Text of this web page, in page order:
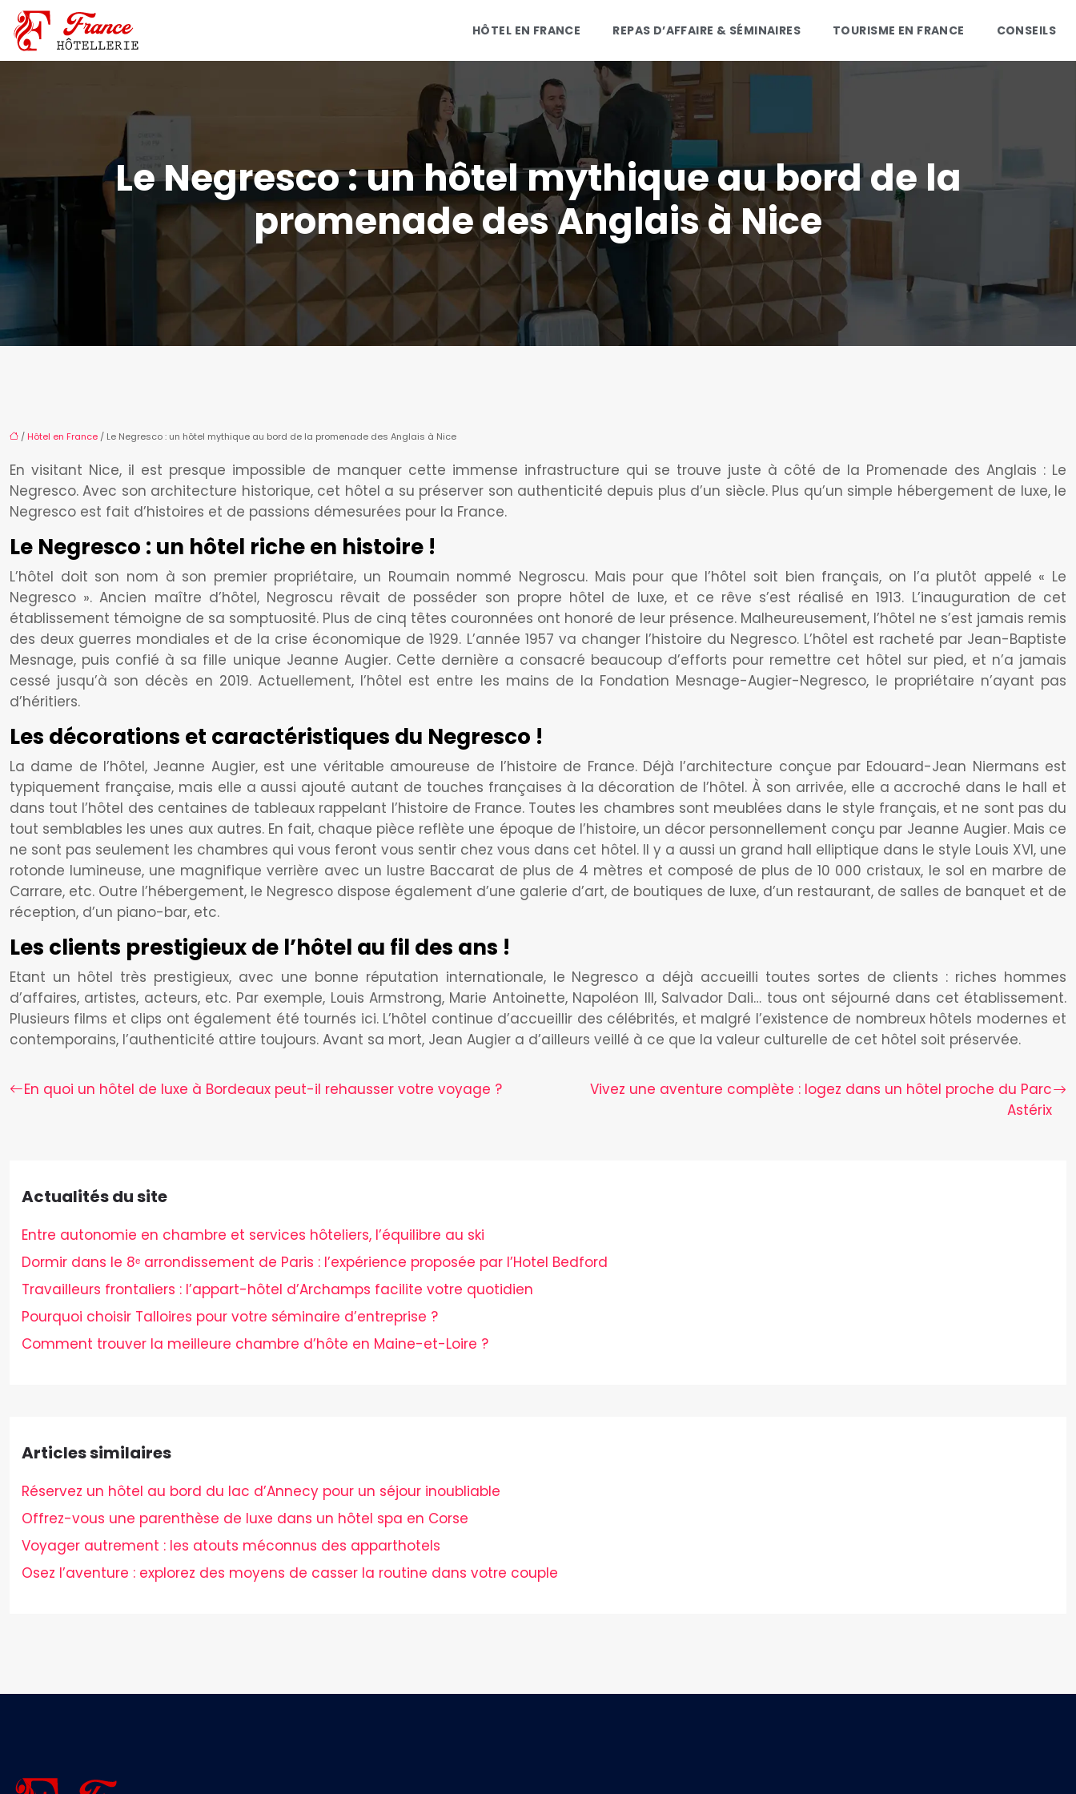
HÔTEL EN FRANCE REPAS D’AFFAIRE & SÉMINAIRES TOURISME EN FRANCE CONSEILS
Le Negresco : un hôtel mythique au bord de la
promenade des Anglais à Nice
/ Hôtel en France / Le Negresco : un hôtel mythique au bord de la promenade des Anglais à Nice
En visitant Nice, il est presque impossible de manquer cette immense infrastructure qui se trouve juste à côté de la Promenade des Anglais : Le
Negresco. Avec son architecture historique, cet hôtel a su préserver son authenticité depuis plus d’un siècle. Plus qu’un simple hébergement de luxe, le
Negresco est fait d’histoires et de passions démesurées pour la France.
Le Negresco : un hôtel riche en histoire !
L’hôtel doit son nom à son premier propriétaire, un Roumain nommé Negroscu. Mais pour que l’hôtel soit bien français, on l’a plutôt appelé « Le
Negresco ». Ancien maître d’hôtel, Negroscu rêvait de posséder son propre hôtel de luxe, et ce rêve s’est réalisé en 1913. L’inauguration de cet
établissement témoigne de sa somptuosité. Plus de cinq têtes couronnées ont honoré de leur présence. Malheureusement, l’hôtel ne s’est jamais remis
des deux guerres mondiales et de la crise économique de 1929. L’année 1957 va changer l’histoire du Negresco. L’hôtel est racheté par Jean-Baptiste
Mesnage, puis confié à sa fille unique Jeanne Augier. Cette dernière a consacré beaucoup d’efforts pour remettre cet hôtel sur pied, et n’a jamais
cessé jusqu’à son décès en 2019. Actuellement, l’hôtel est entre les mains de la Fondation Mesnage-Augier-Negresco, le propriétaire n’ayant pas
d’héritiers.
Les décorations et caractéristiques du Negresco !
La dame de l’hôtel, Jeanne Augier, est une véritable amoureuse de l’histoire de France. Déjà l’architecture conçue par Edouard-Jean Niermans est
typiquement française, mais elle a aussi ajouté autant de touches françaises à la décoration de l’hôtel. À son arrivée, elle a accroché dans le hall et
dans tout l’hôtel des centaines de tableaux rappelant l’histoire de France. Toutes les chambres sont meublées dans le style français, et ne sont pas du
tout semblables les unes aux autres. En fait, chaque pièce reflète une époque de l’histoire, un décor personnellement conçu par Jeanne Augier. Mais ce
ne sont pas seulement les chambres qui vous feront vous sentir chez vous dans cet hôtel. Il y a aussi un grand hall elliptique dans le style Louis XVI, une
rotonde lumineuse, une magnifique verrière avec un lustre Baccarat de plus de 4 mètres et composé de plus de 10 000 cristaux, le sol en marbre de
Carrare, etc. Outre l’hébergement, le Negresco dispose également d’une galerie d’art, de boutiques de luxe, d’un restaurant, de salles de banquet et de
réception, d’un piano-bar, etc.
Les clients prestigieux de l’hôtel au fil des ans !
Etant un hôtel très prestigieux, avec une bonne réputation internationale, le Negresco a déjà accueilli toutes sortes de clients : riches hommes
d’affaires, artistes, acteurs, etc. Par exemple, Louis Armstrong, Marie Antoinette, Napoléon III, Salvador Dali… tous ont séjourné dans cet établissement.
Plusieurs films et clips ont également été tournés ici. L’hôtel continue d’accueillir des célébrités, et malgré l’existence de nombreux hôtels modernes et
contemporains, l’authenticité attire toujours. Avant sa mort, Jean Augier a d’ailleurs veillé à ce que la valeur culturelle de cet hôtel soit préservée.
En quoi un hôtel de luxe à Bordeaux peut-il rehausser votre voyage ?
Vivez une aventure complète : logez dans un hôtel proche du Parc
Astérix
Actualités du site
Entre autonomie en chambre et services hôteliers, l’équilibre au ski
Dormir dans le 8ᵉ arrondissement de Paris : l’expérience proposée par l’Hotel Bedford
Travailleurs frontaliers : l’appart-hôtel d’Archamps facilite votre quotidien
Pourquoi choisir Talloires pour votre séminaire d’entreprise ?
Comment trouver la meilleure chambre d’hôte en Maine-et-Loire ?
Articles similaires
Réservez un hôtel au bord du lac d’Annecy pour un séjour inoubliable
Offrez-vous une parenthèse de luxe dans un hôtel spa en Corse
Voyager autrement : les atouts méconnus des apparthotels
Osez l’aventure : explorez des moyens de casser la routine dans votre couple